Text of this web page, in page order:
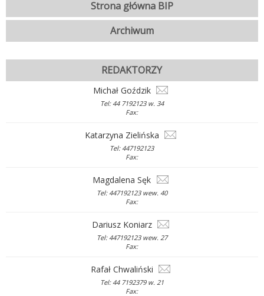
Strona główna BIP
Archiwum
REDAKTORZY
Michał Goździk
Tel: 44 7192123 w. 34
Fax:
Katarzyna Zielińska
Tel: 447192123
Fax:
Magdalena Sęk
Tel: 447192123 wew. 40
Fax:
Dariusz Koniarz
Tel: 447192123 wew. 27
Fax:
Rafał Chwaliński
Tel: 44 7192379 w. 21
Fax: